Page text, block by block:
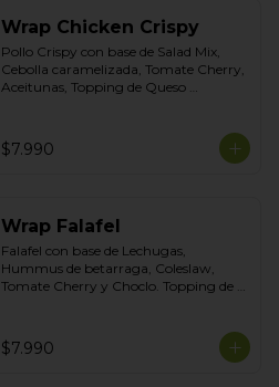
Wrap Chicken Crispy
Pollo Crispy con base de Salad Mix,
Cebolla caramelizada, Tomate Cherry,
Aceitunas, Topping de Queso
$7.990
Wrap Falafel
Falafel con base de Lechugas,
Hummus de betarraga, Coleslaw,
Tomate Cherry y Choclo. Topping de
$7.990